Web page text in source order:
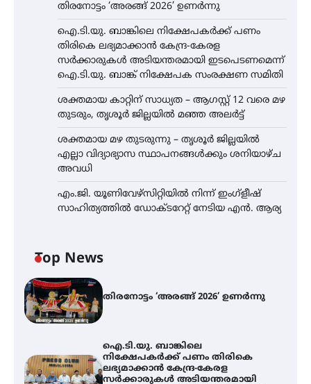
തിരനോട്ടം ‘അരങ്ങ് 2026’ ഉണർന്നു
ഐ.ടി.യു. ബാങ്കിലെ നിക്ഷേപകർക്ക് പണം
തിരികെ ലഭ്യമാക്കാൻ കേന്ദ്ര-കേരള
സർക്കാരുകൾ അടിയന്തരമായി ഇടപെടണമെന്ന്
ഐ.ടി.യു. ബാങ്ക് നിക്ഷേപക സംരക്ഷണ സമിതി
ശക്തമായ കാറ്റിന് സാധ്യത – ആഗസ്റ്റ് 12 വരെ മഴ
തുടരും, തൃശൂർ ജില്ലയിൽ മഞ്ഞ അലർട്ട്
ശക്തമായ മഴ തുടരുന്നു – തൃശൂർ ജില്ലയിൽ
എല്ലാ വിദ്യാഭ്യാസ സ്ഥാപനങ്ങൾക്കും ശനിയാഴ്ച
അവധി
എം.ജി. യൂണിവേഴ്‌സിറ്റിയിൽ നിന്ന് ഇംഗ്ളീഷ്
സാഹിത്യത്തിൽ ഡോക്ടറേറ്റ് നേടിയ എൻ. ആര്യ
Top News
തിരനോട്ടം ‘അരങ്ങ് 2026’ ഉണർന്നു
ഐ.ടി.യു. ബാങ്കിലെ
നിക്ഷേപകർക്ക് പണം തിരികെ
ലഭ്യമാക്കാൻ കേന്ദ്ര-കേരള
സർക്കാരുകൾ അടിയന്തരമായി